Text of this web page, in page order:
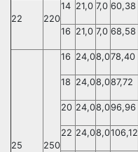
22 220
14 21,0 7,0 60,38
16 21,0 7,0 68,58
25 250
16 24,08,078,40
18 24,08,087,72
20 24,08,096,96
22 24,08,0106,12